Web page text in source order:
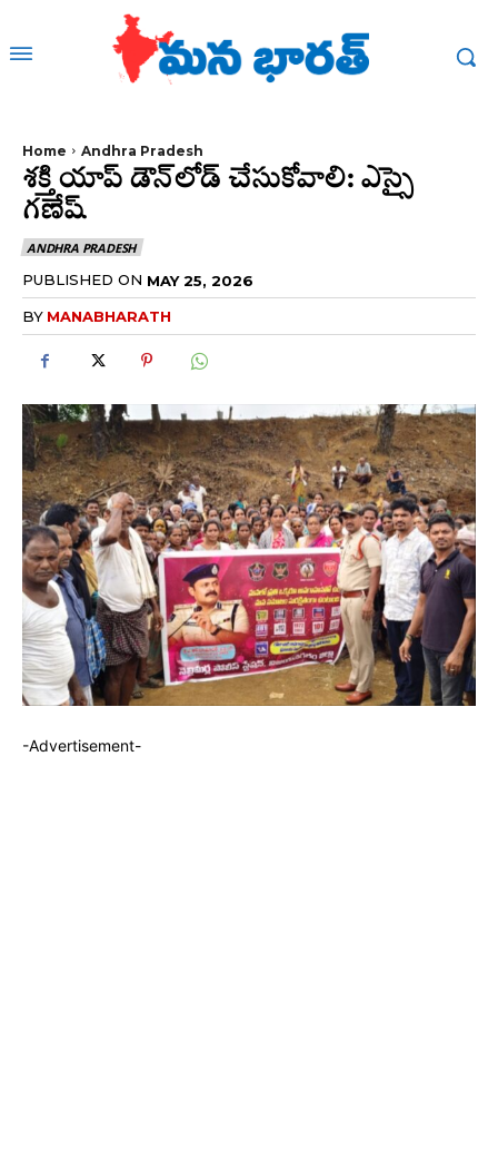
Home Andhra Pradesh
శక్తి యాప్ డౌన్‌లోడ్ చేసుకోవాలి: ఎస్సై
గణేష్
ANDHRA PRADESH
PUBLISHED ON MAY 25, 2026
BY MANABHARATH
-Advertisement-